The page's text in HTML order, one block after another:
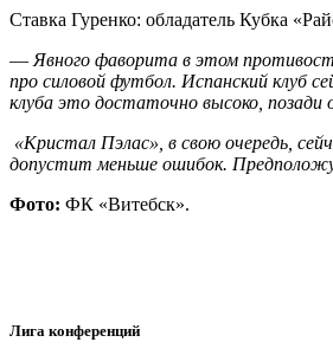
Ставка Гуренко: обладатель Кубка
— Явного фаворита в этом
про силовой футбол. Испанский клуб
клуба это достаточно высоко,
«Кристал Пэлас», в свою очередь,
допустит меньше ошибок.
Фото: ФК «Витебск».
Лига конференций